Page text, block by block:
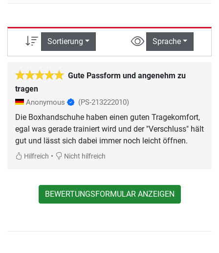
Sortierung Sprache
Gute Passform und angenehm zu
tragen
Anonymous (PS-213222010)
Die Boxhandschuhe haben einen guten Tragekomfort,
egal was gerade trainiert wird und der "Verschluss" hält
gut und lässt sich dabei immer noch leicht öffnen.
Hilfreich • Nicht hilfreich
BEWERTUNGSFORMULAR ANZEIGEN